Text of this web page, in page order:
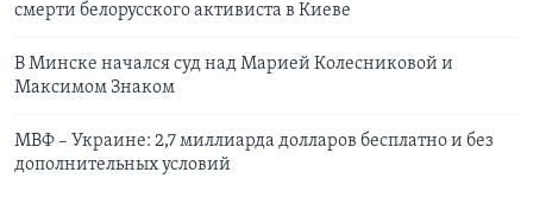
смерти белорусского активиста в Киеве
В Минске начался суд над Марией Колесниковой и
Максимом Знаком
МВФ – Украине: 2,7 миллиарда долларов бесплатно и без
дополнительных условий